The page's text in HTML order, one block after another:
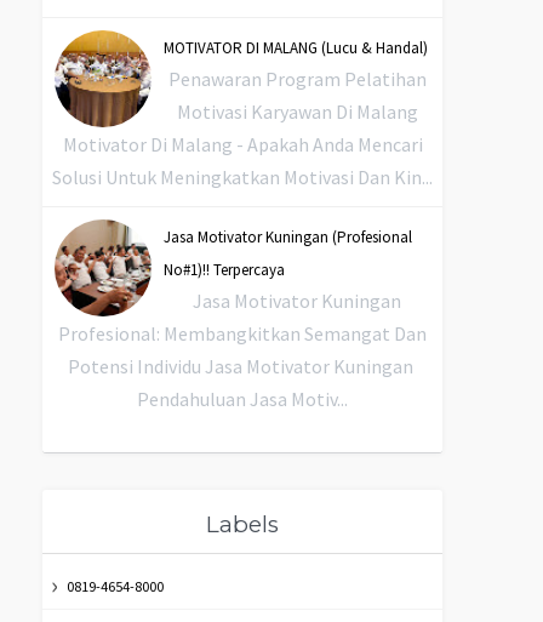
MOTIVATOR DI MALANG (Lucu & Handal)
Penawaran Program Pelatihan
Motivasi Karyawan Di Malang
Motivator Di Malang - Apakah Anda Mencari
Solusi Untuk Meningkatkan Motivasi Dan Kin...
Jasa Motivator Kuningan (Profesional
No#1)!! Terpercaya
Jasa Motivator Kuningan
Profesional: Membangkitkan Semangat Dan
Potensi Individu Jasa Motivator Kuningan
Pendahuluan Jasa Motiv...
Labels
0819-4654-8000